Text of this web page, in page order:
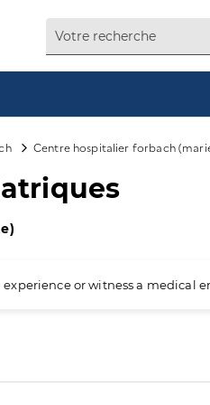
Centre hospitalier forbach
experience or witness a